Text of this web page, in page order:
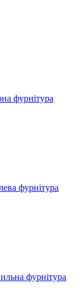
фурнітура
фурнітура
фурнітура